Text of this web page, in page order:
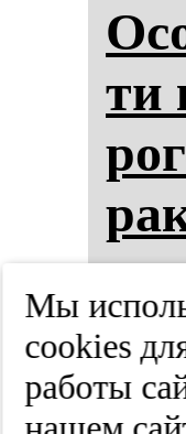
ти
го
ем
Мы
cооkies
работы